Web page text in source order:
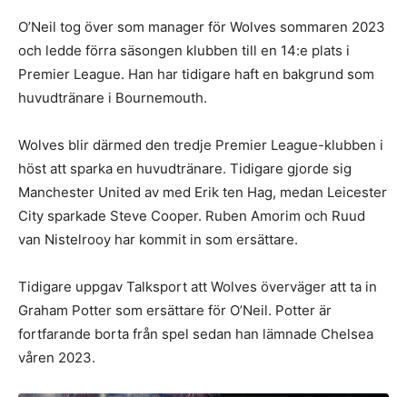
O’Neil tog över som manager för Wolves sommaren 2023
och ledde förra säsongen klubben till en 14:e plats i
Premier League. Han har tidigare haft en bakgrund som
huvudtränare i Bournemouth.
Wolves blir därmed den tredje Premier League-klubben i
höst att sparka en huvudtränare. Tidigare gjorde sig
Manchester United av med Erik ten Hag, medan Leicester
City sparkade Steve Cooper. Ruben Amorim och Ruud
van Nistelrooy har kommit in som ersättare.
Tidigare uppgav Talksport att Wolves överväger att ta in
Graham Potter som ersättare för O’Neil. Potter är
fortfarande borta från spel sedan han lämnade Chelsea
våren 2023.